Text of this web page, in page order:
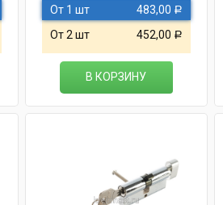
От 1 шт 483,00 Р
От 2 шт 452,00 Р
В КОРЗИНУ